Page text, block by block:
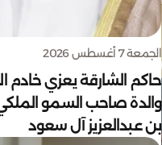
الجمعة 7 أغسطس 2026
حاكم الشارقة يعزي خادم
والدة صاحب السمو
بن عبدالعزيز آل سعود